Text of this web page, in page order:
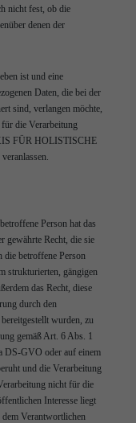
nicht fest, ob die
denen der
ist und eine
Daten, die bei der
sind, verlangen möchte,
die Verarbeitung
FÜR HOLISTISCHE
Person hat das
gewährte Recht, die sie
die betroffene Person
strukturierten, gängigen
das Recht, diese
durch den
wurden, zu
gemäß Art. 6 Abs. 1
DS-GVO oder auf einem
und die Verarbeitung
nicht für die
Interesse liegt
Verantwortlichen